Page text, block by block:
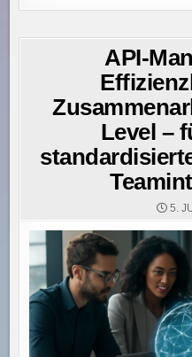
API-
Level –
5.